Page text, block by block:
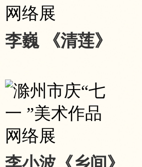
李巍 《清莲》
李小波《乡间》